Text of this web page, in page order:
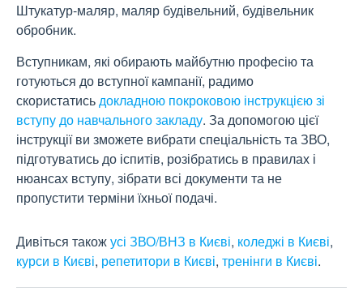
Штукатур-маляр, маляр будівельний, будівельник
обробник.
Вступникам, які обирають майбутню професію та
готуються до вступної кампанії, радимо
скористатисьдокладною покроковою інструкцією зі
вступу до навчального закладу. За допомогою цієї
інструкції ви зможете вибрати спеціальність та ЗВО,
підготуватись до іспитів, розібратись в правилах і
нюансах вступу, зібрати всі документи та не
пропустити терміни їхньої подачі.
Дивіться такожусі ЗВО/ВНЗ в Києві, коледжі в Києві,
курси в Києві, репетитори в Києві, тренінги в Києві.